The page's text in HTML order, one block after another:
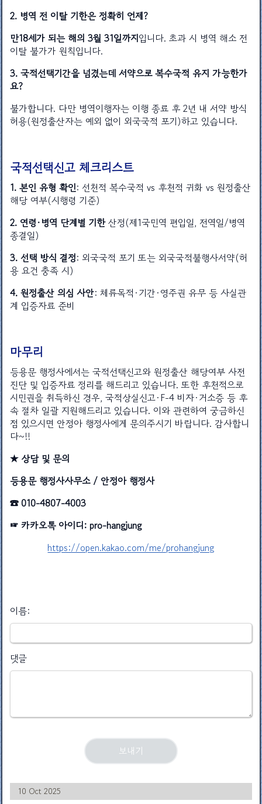
2. 병역 전 이탈 기한은 정확히 언제?
만18세가 되는 해의 3월 31일까지입니다. 초과 시 병역 해소 전
이탈 불가가 원칙입니다.
3. 국적선택기간을 넘겼는데 서약으로 복수국적 유지 가능한가
요?
불가합니다. 다만 병역이행자는 이행 종료 후 2년 내 서약 방식
허용(원정출산자는 예외 없이 외국국적 포기)하고 있습니다.
국적선택신고 체크리스트
1. 본인 유형 확인: 선천적 복수국적 vs 후천적 귀화 vs 원정출산
해당 여부(시행령 기준)
2. 연령·병역 단계별 기한산정(제1국민역 편입일, 전역일/병역
종결일)
3. 선택 방식 결정: 외국국적 포기 또는 외국국적불행사서약(허
용 요건 충족 시)
4. 원정출산 의심 사안: 체류목적·기간·영주권 유무 등 사실관
계 입증자료 준비
마무리
등용문 행정사에서는 국적선택신고와 원정출산 해당여부 사전
진단 및 입증자료 정리를 해드리고 있습니다. 또한 후천적으로
시민권을 취득하신 경우, 국적상실신고·F-4 비자·거소증 등 후
속 절차 일괄 지원해드리고 있습니다. 이와 관련하여 궁금하신
점 있으시면 안정아 행정사에게 문의주시기 바랍니다. 감사합니
다~!!
★ 상담 및 문의
등용문 행정사사무소 / 안정아 행정사
☎ 010-4807-4003
☞ 카카오톡 아이디: pro-hangjung
https://open.kakao.com/me/prohangjung
이름:
댓글
10 Oct 2025